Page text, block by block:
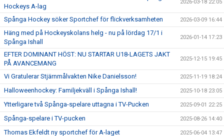
Hockeys A-lag
2026-03-18 22:05
Spånga Hockey söker Sportchef för flickverksamheten 2026-03-09 16:44
Häng med på Hockeyskolans helg - nu på lördag 17/1 i
Spånga Ishall
2026-01-14 17:23
EFTER DOMINANT HÖST: NU STARTAR U18-LAGETS JAKT
PÅ AVANCEMANG
2025-12-15 19:45
Vi Gratulerar Stjärnmålvakten Nike Danielsson! 2025-11-19 18:24
Halloweenhockey: Familjekväll i Spånga Ishall! 2025-10-18 23:05
Ytterligare två Spånga-spelare uttagna i TV-Pucken 2025-09-01 22:25
Spånga-spelare i TV-pucken 2025-08-26 14:40
Thomas Ekfeldt ny sportchef för A-laget 2025-06-04 13:47